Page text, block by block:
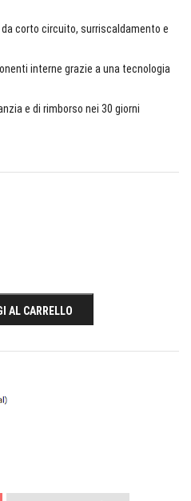
corto circuito, surriscaldamento e
interne grazie a una tecnologia
e di rimborso nei 30 giorni
AL CARRELLO